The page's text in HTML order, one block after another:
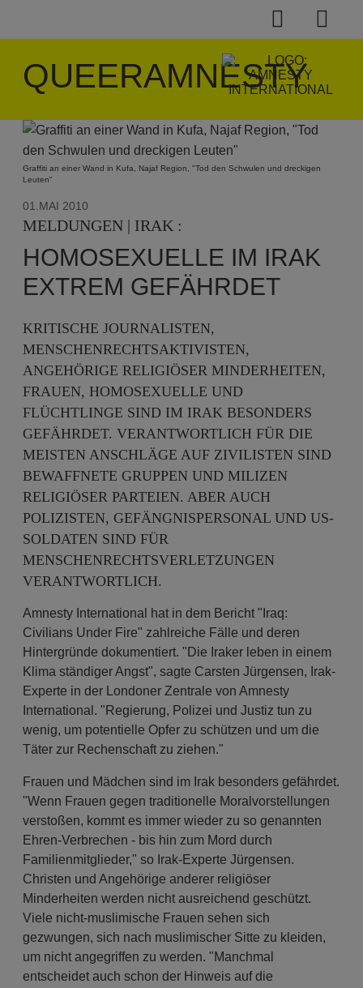
QUEERAMNESTY
Graffiti an einer Wand in Kufa, Najaf Region, "Tod den Schwulen und dreckigen
Leuten"
01.MAI 2010
MELDUNGEN | IRAK :
HOMOSEXUELLE IM IRAK
EXTREM GEFÄHRDET
KRITISCHE JOURNALISTEN,
MENSCHENRECHTSAKTIVISTEN,
ANGEHÖRIGE RELIGIÖSER MINDERHEITEN,
FRAUEN, HOMOSEXUELLE UND
FLÜCHTLINGE SIND IM IRAK BESONDERS
GEFÄHRDET. VERANTWORTLICH FÜR DIE
MEISTEN ANSCHLÄGE AUF ZIVILISTEN SIND
BEWAFFNETE GRUPPEN UND MILIZEN
RELIGIÖSER PARTEIEN. ABER AUCH
POLIZISTEN, GEFÄNGNISPERSONAL UND US-
SOLDATEN SIND FÜR
MENSCHENRECHTSVERLETZUNGEN
VERANTWORTLICH.
Amnesty International hat in dem Bericht "Iraq:
Civilians Under Fire" zahlreiche Fälle und deren
Hintergründe dokumentiert. "Die Iraker leben in einem
Klima ständiger Angst", sagte Carsten Jürgensen, Irak-
Experte in der Londoner Zentrale von Amnesty
International. "Regierung, Polizei und Justiz tun zu
wenig, um potentielle Opfer zu schützen und um die
Täter zur Rechenschaft zu ziehen."
Frauen und Mädchen sind im Irak besonders gefährdet.
"Wenn Frauen gegen traditionelle Moralvorstellungen
verstoßen, kommt es immer wieder zu so genannten
Ehren-Verbrechen - bis hin zum Mord durch
Familienmitglieder," so Irak-Experte Jürgensen.
Christen und Angehörige anderer religiöser
Minderheiten werden nicht ausreichend geschützt.
Viele nicht-muslimische Frauen sehen sich
gezwungen, sich nach muslimischer Sitte zu kleiden,
um nicht angegriffen zu werden. "Manchmal
entscheidet auch schon der Hinweis auf die